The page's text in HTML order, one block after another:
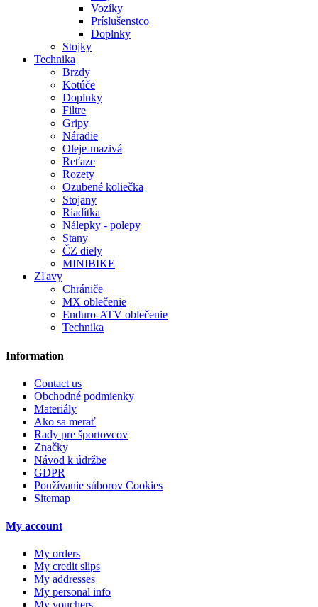
Vozíky
Príslušenstco
Doplnky
Stojky
Technika
Brzdy
Kotúče
Doplnky
Filtre
Gripy
Náradie
Oleje-mazivá
Reťaze
Rozety
Ozubené koliečka
Stojany
Riadítka
Nálepky - polepy
Stany
ČZ diely
MINIBIKE
Zľavy
Chrániče
MX oblečenie
Enduro-ATV oblečenie
Technika
Information
Contact us
Obchodné podmienky
Materiály
Ako sa merať
Rady pre športovcov
Značky
Návod k údržbe
GDPR
Používanie súborov Cookies
Sitemap
My account
My orders
My credit slips
My addresses
My personal info